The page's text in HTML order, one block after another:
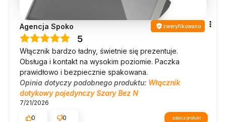
Agencja Spoko zweryfikowano
5
Włącznik bardzo ładny, świetnie się prezentuje.
Obsługa i kontakt na wysokim poziomie. Paczka
prawidłowo i bezpiecznie spakowana.
Opinia dotyczy podobnego produktu: Włącznik
dotykowy pojedynczy Szary Bez N
7/21/2026
0
0 zobacz produkt